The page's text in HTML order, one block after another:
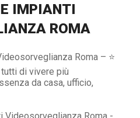
IMPIANTI
ROMA
Roma – ⭐
di vivere più
da casa, ufficio,